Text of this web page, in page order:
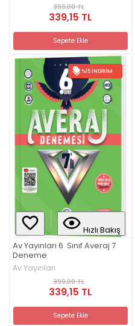
399,00 TL
339,15 TL
Sepete Ekle
%15 İNDIRIM
Hızlı Bakış
Av Yayınları 6. Sınıf Averaj 7
Deneme
Av Yayınları
399,00 TL
339,15 TL
Sepete Ekle